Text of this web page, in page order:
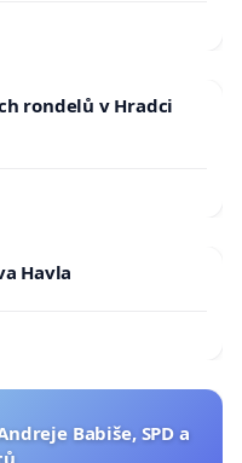
rondelů v Hradci
Havla
Babiše, SPD a